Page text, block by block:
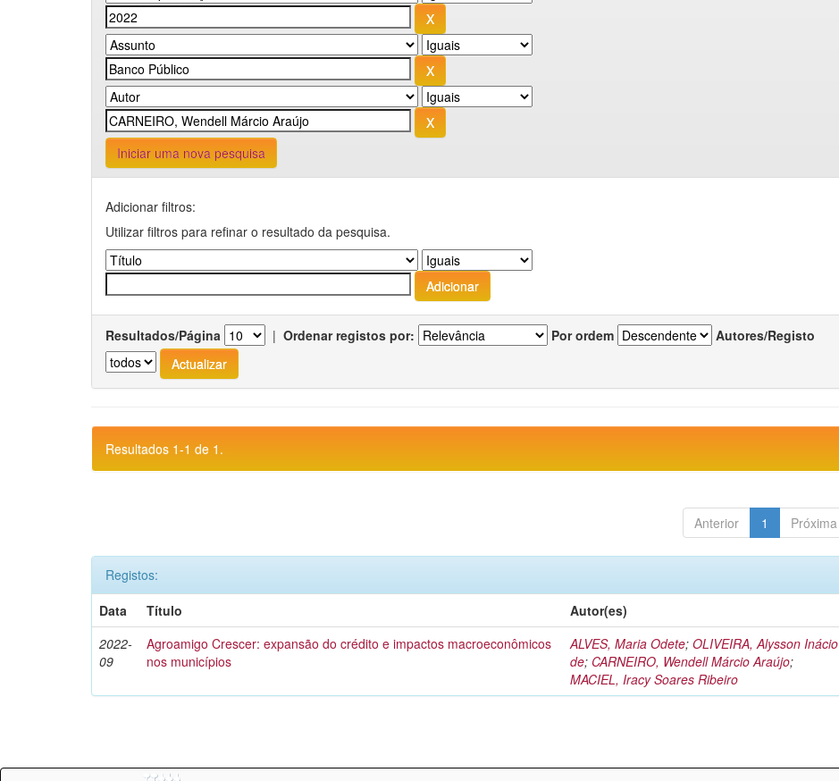
Iniciar uma nova pesquisa
Adicionar filtros:
Utilizar filtros para refinar o resultado da pesquisa.
Resultados/Página | Ordenar registos por: Por ordem Autores/Registo
Resultados 1-1 de 1.
Anterior 1 Próxima
Registos:
Data
Título
Autor(es)
2022-
09
Agroamigo Crescer: expansão do crédito e impactos macroeconômicos
nos municípios
ALVES, Maria Odete;OLIVEIRA, Alysson Inácio
de; CARNEIRO, Wendell Márcio Araújo;
MACIEL, Iracy Soares Ribeiro